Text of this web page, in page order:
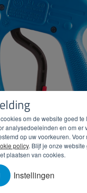
om de website goed te
analysedoeleinden en om er
op uw voorkeuren. Voor
policy. Blijf je onze
plaatsen van cookies.
Instellingen
RL60